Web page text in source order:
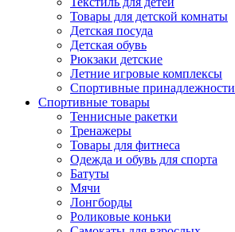
Товары для детской комнаты
Детская посуда
Детская обувь
Рюкзаки детские
Летние игровые комплексы
Спортивные принадлежности
Спортивные товары
Теннисные ракетки
Тренажеры
Товары для фитнеса
Одежда и обувь для спорта
Батуты
Мячи
Лонгборды
Роликовые коньки